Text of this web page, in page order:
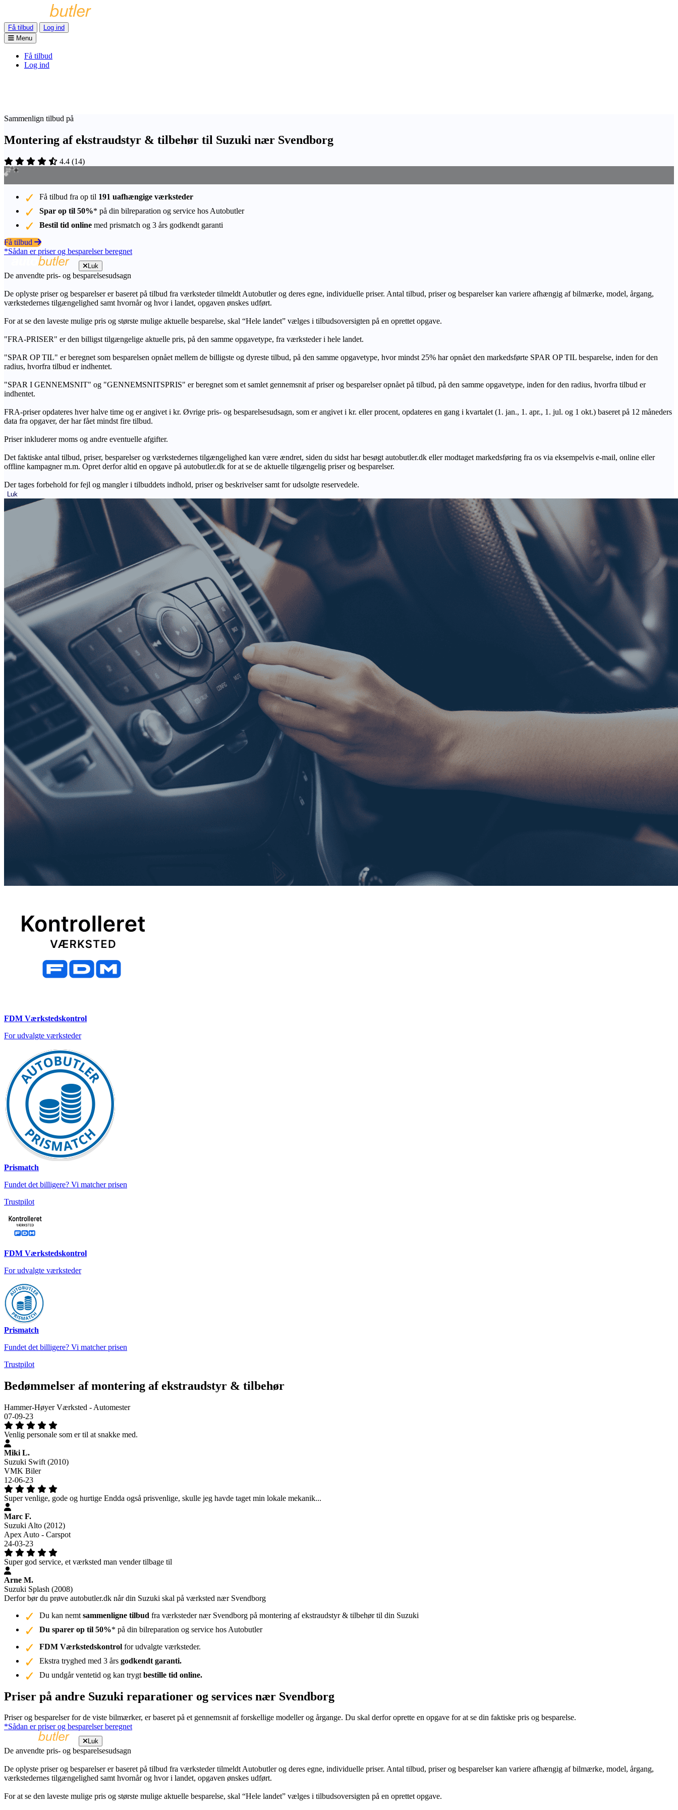
Få tilbud
Log ind
Menu
Få tilbud
Log ind
Sammenlign tilbud på
Montering af ekstraudstyr & tilbehør til Suzuki nær Svendborg
4.4 (14)
Få tilbud fra op til 191 uafhængige værksteder
Spar op til 50%* på din bilreparation og service hos Autobutler
Bestil tid online med prismatch og 3 års godkendt garanti
Få tilbud
*Sådan er priser og besparelser beregnet
Luk
De anvendte pris- og besparelsesudsagn
De oplyste priser og besparelser er baseret på tilbud fra værksteder tilmeldt Autobutler og deres egne, individuelle priser. Antal tilbud, priser og besparelser kan variere afhængig af bilmærke, model, årgang,
værkstedernes tilgængelighed samt hvornår og hvor i landet, opgaven ønskes udført.
For at se den laveste mulige pris og største mulige aktuelle besparelse, skal “Hele landet” vælges i tilbudsoversigten på en oprettet opgave.
"FRA-PRISER" er den billigst tilgængelige aktuelle pris, på den samme opgavetype, fra værksteder i hele landet.
"SPAR OP TIL" er beregnet som besparelsen opnået mellem de billigste og dyreste tilbud, på den samme opgavetype, hvor mindst 25% har opnået den markedsførte SPAR OP TIL besparelse, inden for den
radius, hvorfra tilbud er indhentet.
"SPAR I GENNEMSNIT" og "GENNEMSNITSPRIS" er beregnet som et samlet gennemsnit af priser og besparelser opnået på tilbud, på den samme opgavetype, inden for den radius, hvorfra tilbud er
indhentet.
FRA-priser opdateres hver halve time og er angivet i kr. Øvrige pris- og besparelsesudsagn, som er angivet i kr. eller procent, opdateres en gang i kvartalet (1. jan., 1. apr., 1. jul. og 1 okt.) baseret på 12 måneders
data fra opgaver, der har fået mindst fire tilbud.
Priser inkluderer moms og andre eventuelle afgifter.
Det faktiske antal tilbud, priser, besparelser og værkstedernes tilgængelighed kan være ændret, siden du sidst har besøgt autobutler.dk eller modtaget markedsføring fra os via eksempelvis e-mail, online eller
offline kampagner m.m. Opret derfor altid en opgave på autobutler.dk for at se de aktuelle tilgængelig priser og besparelser.
Der tages forbehold for fejl og mangler i tilbuddets indhold, priser og beskrivelser samt for udsolgte reservedele.
Luk
FDM Værkstedskontrol
For udvalgte værksteder
Prismatch
Fundet det billigere? Vi matcher prisen
Trustpilot
FDM Værkstedskontrol
For udvalgte værksteder
Prismatch
Fundet det billigere? Vi matcher prisen
Trustpilot
Bedømmelser af montering af ekstraudstyr & tilbehør
Hammer-Høyer Værksted - Automester
07-09-23
Venlig personale som er til at snakke med.
Miki L.
Suzuki Swift (2010)
VMK Biler
12-06-23
Super venlige, gode og hurtige Endda også prisvenlige, skulle jeg havde taget min lokale mekanik...
Marc F.
Suzuki Alto (2012)
Apex Auto - Carspot
24-03-23
Super god service, et værksted man vender tilbage til
Arne M.
Suzuki Splash (2008)
Derfor bør du prøve autobutler.dk når din Suzuki skal på værksted nær Svendborg
Du kan nemt sammenligne tilbud fra værksteder nær Svendborg på montering af ekstraudstyr & tilbehør til din Suzuki
Du sparer op til 50%* på din bilreparation og service hos Autobutler
FDM Værkstedskontrol for udvalgte værksteder.
Ekstra tryghed med 3 års godkendt garanti.
Du undgår ventetid og kan trygt bestille tid online.
Priser på andre Suzuki reparationer og services nær Svendborg
Priser og besparelser for de viste bilmærker, er baseret på et gennemsnit af forskellige modeller og årgange. Du skal derfor oprette en opgave for at se din faktiske pris og besparelse.
*Sådan er priser og besparelser beregnet
Luk
De anvendte pris- og besparelsesudsagn
De oplyste priser og besparelser er baseret på tilbud fra værksteder tilmeldt Autobutler og deres egne, individuelle priser. Antal tilbud, priser og besparelser kan variere afhængig af bilmærke, model, årgang,
værkstedernes tilgængelighed samt hvornår og hvor i landet, opgaven ønskes udført.
For at se den laveste mulige pris og største mulige aktuelle besparelse, skal “Hele landet” vælges i tilbudsoversigten på en oprettet opgave.